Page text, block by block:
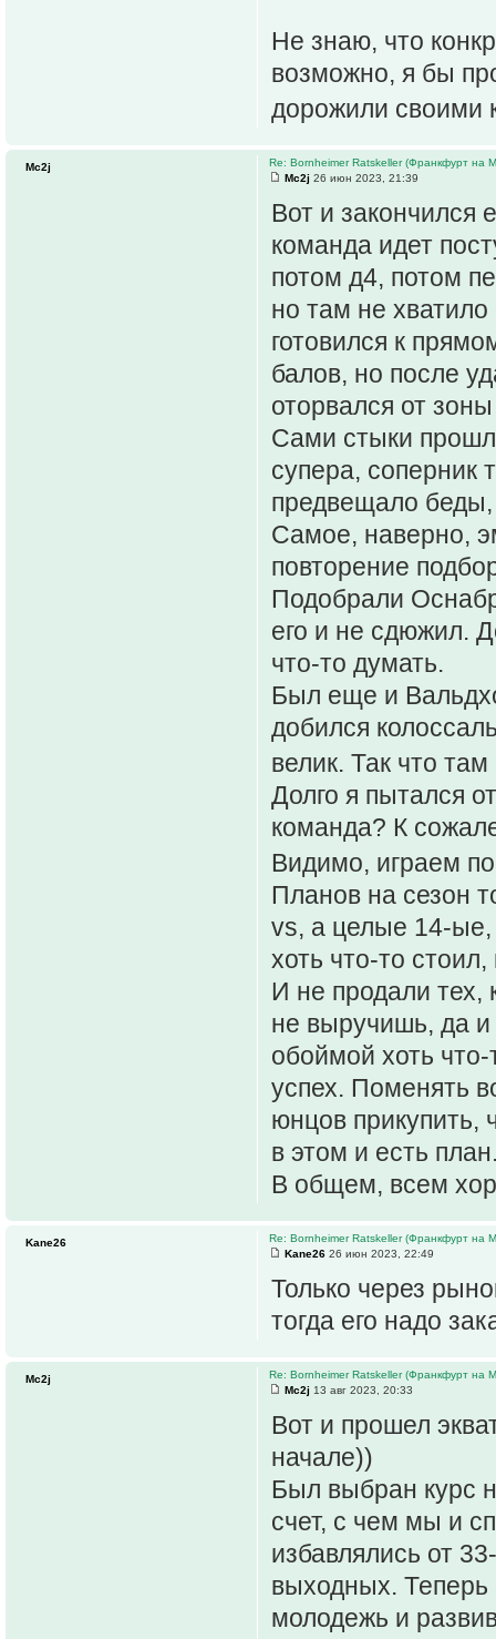
Не знаю, что
возможно, я бы
дорожили своими
Re: Bornheimer Ratskeller (Франкфурт на
Mc2j 26 июн 2023, 21:39
Вот и закончился
команда идет
потом д4, потом
но там не
готовился к
балов, но после
оторвался от
Сами стыки
супера, соперник
предвещало
Самое, наверно,
повторение
Подобрали
его и не сдюжил.
что-то думать.
Был еще и
добился
велик. Так что
Долго я пытался
команда? К
Видимо, играем
Планов на сезон
vs, а целые 14-ые,
хоть что-то
И не продали тех,
не выручишь, да и
обоймой хоть
успех. Поменять
юнцов прикупить,
в этом и есть
В общем, всем
Mc2j
Re: Bornheimer Ratskeller (Франкфурт на
Kane26 26 июн 2023, 22:49
Только через
тогда его надо
Kane26
Re: Bornheimer Ratskeller (Франкфурт на
Mc2j 13 авг 2023, 20:33
Вот и прошел
начале))
Был выбран курс
счет, с чем мы и
избавлялись от
выходных.
молодежь и
Mc2j